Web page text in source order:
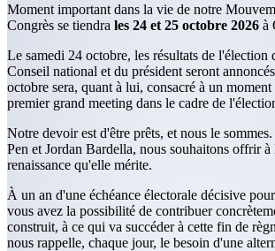
Moment important dans la vie de notre
Congrès se tiendra les 24 et 25 octobre 2026 à
Le samedi 24 octobre, les résultats de l'élection
Conseil national et du président seront
octobre sera, quant à lui, consacré à un
premier grand meeting dans le cadre de
Notre devoir est d'être prêts, et nous le
Pen et Jordan Bardella, nous souhaitons offrir à
renaissance qu'elle mérite.
À un an d'une échéance électorale décisive
vous avez la possibilité de contribuer
construit, à ce qui va succéder à cette fin de
nous rappelle, chaque jour, le besoin d'une